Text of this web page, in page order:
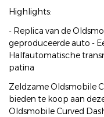
Highlights:
- Replica van de
geproduceerde auto -
Halfautomatische
patina
Zeldzame Oldsmobile
bieden te koop aan
Oldsmobile Curved